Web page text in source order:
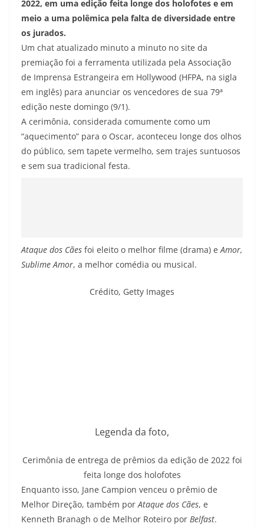
2022, em uma edição feita longe dos holofotes e em
meio a uma polêmica pela falta de diversidade entre
os jurados.
Um chat atualizado minuto a minuto no site da
premiação foi a ferramenta utilizada pela Associação
de Imprensa Estrangeira em Hollywood (HFPA, na sigla
em inglês) para anunciar os vencedores de sua 79ª
edição neste domingo (9/1).
A cerimônia, considerada comumente como um
“aquecimento” para o Oscar, aconteceu longe dos olhos
do público, sem tapete vermelho, sem trajes suntuosos
e sem sua tradicional festa.
Ataque dos Cães foi eleito o melhor filme (drama) e Amor,
Sublime Amor, a melhor comédia ou musical.
Crédito, Getty Images
Legenda da foto,
Cerimônia de entrega de prêmios da edição de 2022 foi
feita longe dos holofotes
Enquanto isso, Jane Campion venceu o prêmio de
Melhor Direção, também porAtaque dos Cães, e
Kenneth Branagh o de Melhor Roteiro por Belfast.